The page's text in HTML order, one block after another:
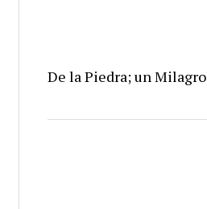
De la Piedra; un Milagro